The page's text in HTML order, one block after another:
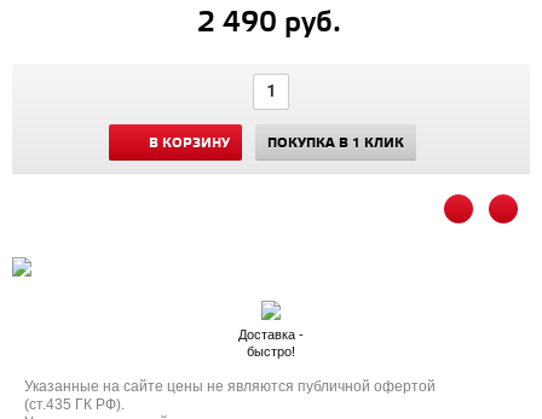
2 490 руб.
В КОРЗИНУ ПОКУПКА В 1 КЛИК
Доставка -
быстро!
Указанные на сайте цены не являются публичной офертой
(ст.435 ГК РФ).